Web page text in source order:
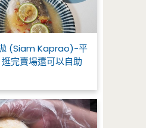
(Siam Kaprao)-平
完賣場還可以自助